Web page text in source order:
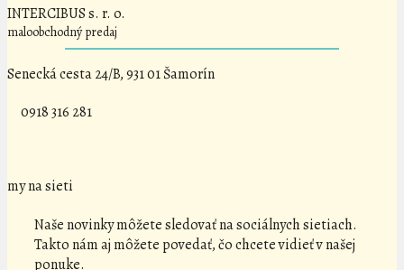
INTERCIBUS s. r. o.
maloobchodný predaj
Senecká cesta 24/B, 931 01 Šamorín
0918 316 281
my na sieti
Naše novinky môžete sledovať na sociálnych sietiach.
Takto nám aj môžete povedať, čo chcete vidieť v našej
ponuke.